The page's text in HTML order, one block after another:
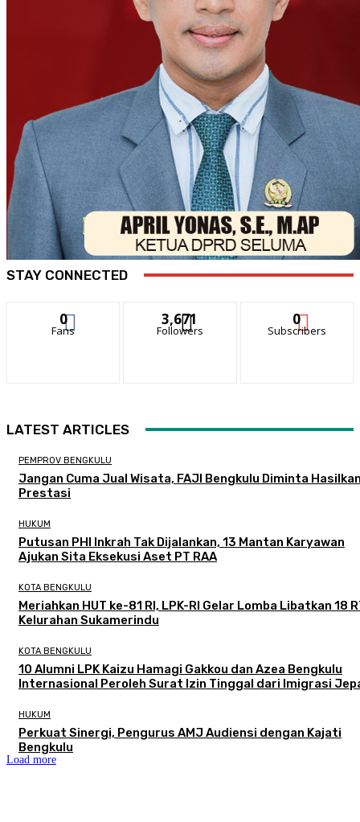
STAY CONNECTED
0
Fans
3,671
Followers
0
Subscribers
LATEST ARTICLES
PEMPROV BENGKULU
Jangan Cuma Jual Wisata, FAJI Bengkulu Diminta
Prestasi
HUKUM
Putusan PHI Inkrah Tak Dijalankan, 13 Mantan Karyawan
Ajukan Sita Eksekusi Aset PT RAA
KOTA BENGKULU
Meriahkan HUT ke-81 RI, LPK-RI Gelar Lomba Libatkan 18
Kelurahan Sukamerindu
KOTA BENGKULU
‎10 Alumni LPK Kaizu Hamagi Gakkou dan Azea Bengkulu
Internasional Peroleh Surat Izin Tinggal dari Imigrasi
HUKUM
Perkuat Sinergi, Pengurus AMJ Audiensi dengan Kajati
Bengkulu
Load more